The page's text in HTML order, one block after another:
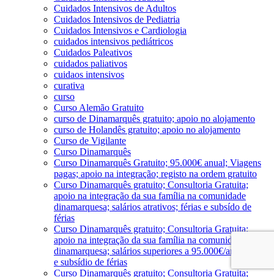
Cuidados Intensivos de Adultos
Cuidados Intensivos de Pediatria
Cuidados Intensivos e Cardiologia
cuidados intensivos pediátricos
Cuidados Paleativos
cuidados paliativos
cuidaos intensivos
curativa
curso
Curso Alemão Gratuito
curso de Dinamarquês gratuito; apoio no alojamento
curso de Holandês gratuito; apoio no alojamento
Curso de Vigilante
Curso Dinamarquês
Curso Dinamarquês Gratuito; 95.000€ anual; Viagens
pagas; apoio na integração; registo na ordem gratuito
Curso Dinamarquês gratuito; Consultoria Gratuita;
apoio na integração da sua família na comunidade
dinamarquesa; salários atrativos; férias e subsído de
férias
Curso Dinamarquês gratuito; Consultoria Gratuita;
apoio na integração da sua família na comunidade
dinamarquesa; salários superiores a 95.000€/ano; férias
e subsídio de férias
Curso Dinamarquês gratuito; Consultoria Gratuita;